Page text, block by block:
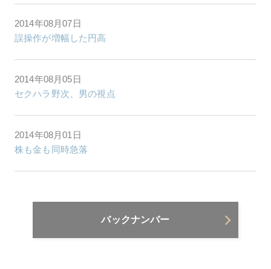
2014年08月07日
誤操作が増幅した円高
2014年08月05日
セクハラ野次、男の視点
2014年08月01日
株も金も同時急落
バックナンバー